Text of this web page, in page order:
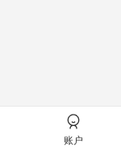
账户